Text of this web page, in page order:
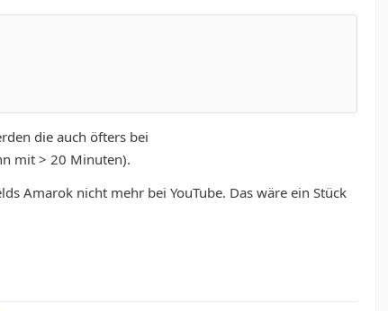
die auch öfters bei
mit > 20 Minuten).
Amarok nicht mehr bei YouTube. Das wäre ein Stück